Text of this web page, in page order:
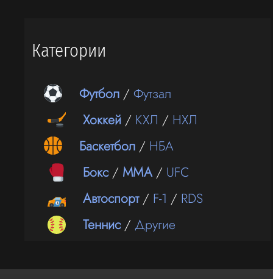
Категории
Футбол /Футзал
Хоккей / КХЛ / НХЛ
Баскетбол / НБА
Бокс / ММА/ UFC
Автоспорт/ F-1 / RDS
Теннис /Другие